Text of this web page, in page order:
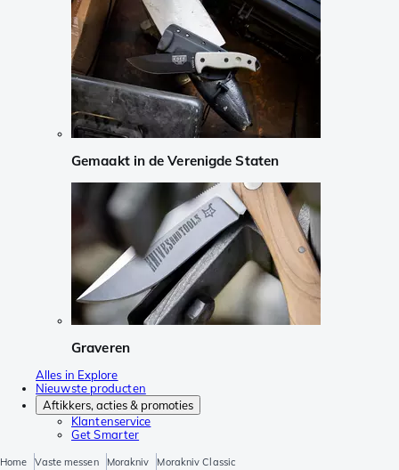
Gemaakt in de Verenigde Staten
Graveren
Alles in Explore
Nieuwste producten
Aftikkers, acties & promoties
Klantenservice
Get Smarter
Home Vaste messen Morakniv Morakniv Classic